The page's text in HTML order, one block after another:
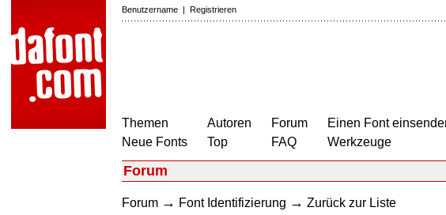
Benutzername | Registrieren
Themen
Neue Fonts
Autoren
Top
Forum
FAQ
Einen Font
Werkzeuge
Forum
Forum → Font Identifizierung → Zurück zur Liste